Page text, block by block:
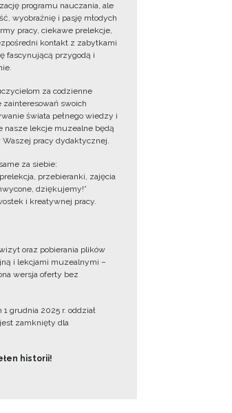
programu nauczania, ale
wyobraźnię i pasję młodych
pracy, ciekawe prelekcje,
kontakt z zabytkami
fascynującą przygodą i
za codzienne
zainteresowań swoich
świata pełnego wiedzy i
nasze lekcje muzealne będą
pracy dydaktycznej.
za siebie:
przebieranki, zajęcia
dziękujemy!”
i kreatywnej pracy.
oraz pobierania plików
i lekcjami muzealnymi –
wersja oferty bez
grudnia 2025 r. oddział
zamknięty dla
historii!